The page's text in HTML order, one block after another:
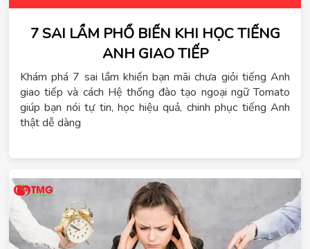
7 SAI LẦM PHỔ BIẾN KHI HỌC TIẾNG
ANH GIAO TIẾP
Khám phá 7 sai lầm khiến bạn mãi chưa giỏi tiếng Anh
giao tiếp và cách Hệ thống đào tạo ngoại ngữ Tomato
giúp bạn nói tự tin, học hiệu quả, chinh phục tiếng Anh
thật dễ dàng